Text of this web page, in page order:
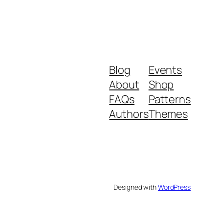
Blog
About
FAQs
Authors
Events
Shop
Patterns
Themes
Designed withWordPress